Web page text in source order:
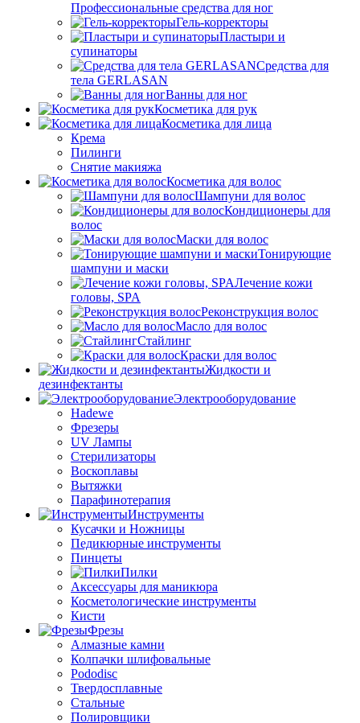
Профессиональные средства для ног
Гель-корректоры
Пластыри и
супинаторы
Средства для
тела GERLASAN
Ванны для ног
Косметика для рук
Косметика для лица
Крема
Пилинги
Снятие макияжа
Косметика для волос
Шампуни для волос
Кондиционеры для
волос
Маски для волос
Тонирующие
шампуни и маски
Лечение кожи
головы, SPA
Реконструкция волос
Масло для волос
Стайлинг
Краски для волос
Жидкости и
дезинфектанты
Электрооборудование
Hadewe
Фрезеры
UV Лампы
Стерилизаторы
Воскоплавы
Вытяжки
Парафинотерапия
Инструменты
Кусачки и Ножницы
Педикюрные инструменты
Пинцеты
Пилки
Аксессуары для маникюра
Косметологические инструменты
Кисти
Фрезы
Алмазные камни
Колпачки шлифовальные
Pododisc
Твердосплавные
Стальные
Полировщики